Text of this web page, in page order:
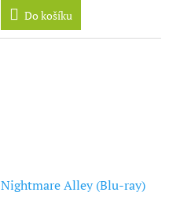
Do košíku
Nightmare Alley (Blu-ray)